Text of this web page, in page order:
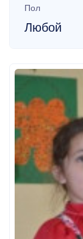
Пол
Любой